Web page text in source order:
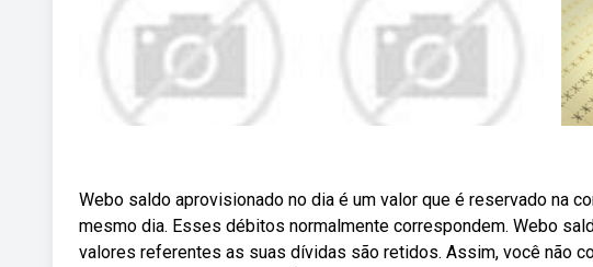
Webo saldo aprovisionado no dia é um valor que é reservado na
mesmo dia. Esses débitos normalmente correspondem. Webo
valores referentes as suas dívidas são retidos. Assim, você não